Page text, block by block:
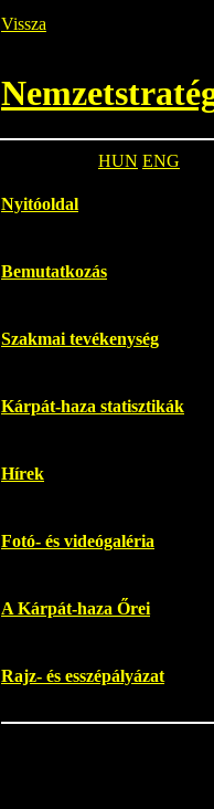
Vissza
HUN ENG
Nyitóoldal
Bemutatkozás
Szakmai tevékenység
Kárpát-haza statisztikák
Hírek
Fotó- és videógaléria
A Kárpát-haza Őrei
Rajz- és esszépályázat